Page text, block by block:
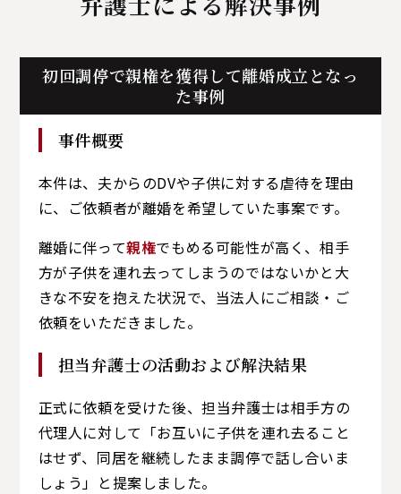
初回調停で親権を獲得して離婚成立となっ
た事例
事件概要
本件は、夫からのDVや子供に対する虐待を理由
に、ご依頼者が離婚を希望していた事案です。
離婚に伴って親権でもめる可能性が高く、相手
方が子供を連れ去ってしまうのではないかと大
きな不安を抱えた状況で、当法人にご相談・ご
依頼をいただきました。
担当弁護士の活動および解決結果
正式に依頼を受けた後、担当弁護士は相手方の
代理人に対して「お互いに子供を連れ去ること
はせず、同居を継続したまま調停で話し合いま
しょう」と提案しました。